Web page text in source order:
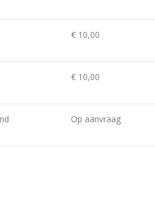
€ 10,00
€ 10,00
Op aanvraag